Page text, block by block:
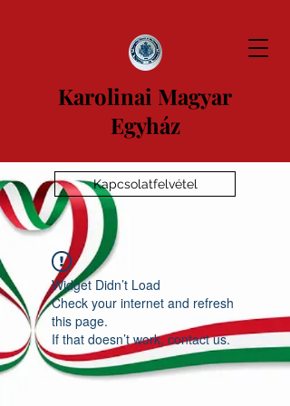
Karolinai Magyar
Egyház
Kapcsolatfelvétel
Widget Didn’t Load
Check your internet and refresh
this page.
If that doesn’t work, contact us.